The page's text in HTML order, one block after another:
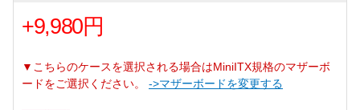
+9,980円
▼こちらのケースを選択される場合はMiniITX規格のマザーボ
ードをご選択ください。 ->マザーボードを変更する